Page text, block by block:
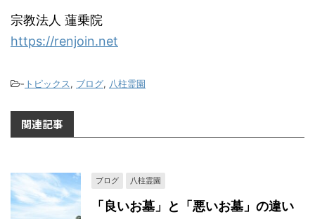
宗教法人 蓮乗院
https://renjoin.net
- トピックス, ブログ, 八柱霊園
関連記事
ブログ 八柱霊園
「良いお墓」と「悪いお墓」の違い